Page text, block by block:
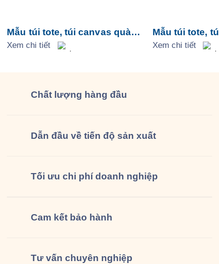
Mẫu túi tote, túi canvas quà
tặng, sự kiện – Mẫu 1
Xem chi tiết
Mẫu túi tote,
tặng, sự kiện
Xem chi tiết
Chất lượng hàng đầu
Dẫn đầu về tiến độ sản xuất
Tối ưu chi phí doanh nghiệp
Cam kết bảo hành
Tư vấn chuyên nghiệp